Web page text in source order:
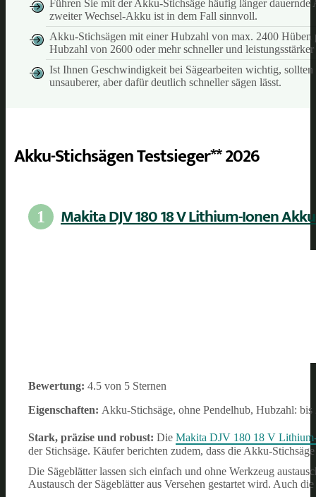
Führen Sie mit der Akku-Stichsäge häufig länger
zweiter Wechsel-Akku ist in dem Fall sinnvoll.
Akku-Stichsägen mit einer Hubzahl von max. 2400
Hubzahl von 2600 oder mehr schneller und
Ist Ihnen Geschwindigkeit bei Sägearbeiten wichtig,
unsauberer, aber dafür deutlich schneller sägen lässt.
Akku-Stichsägen Testsieger** 2026
1 Makita DJV 180 18 V Lithium-Ionen
Bewertung: 4.5 von 5 Sternen
Eigenschaften: Akku-Stichsäge, ohne Pendelhub, Hubzahl:
Stark, präzise und robust: Die Makita DJV 180 18 V
der Stichsäge. Käufer berichten zudem, dass die Akku-
Die Sägeblätter lassen sich einfach und ohne Werkzeug
Austausch der Sägeblätter aus Versehen gestartet wird. Auch